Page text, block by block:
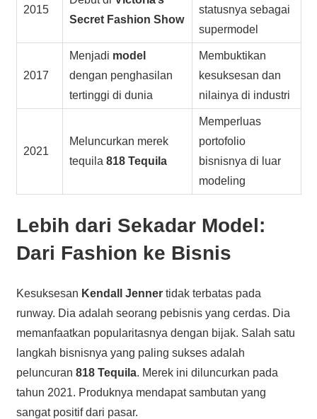
2015
Secret Fashion Show
statusnya sebagai
supermodel
2017
Menjadi model
dengan penghasilan
tertinggi di dunia
Membuktikan
kesuksesan dan
nilainya di industri
2021
Meluncurkan merek
tequila818 Tequila
Memperluas
portofolio
bisnisnya di luar
modeling
Lebih dari Sekadar Model:
Dari Fashion ke Bisnis
Kesuksesan Kendall Jennertidak terbatas pada
runway. Dia adalah seorang pebisnis yang cerdas. Dia
memanfaatkan popularitasnya dengan bijak. Salah satu
langkah bisnisnya yang paling sukses adalah
peluncuran 818 Tequila. Merek ini diluncurkan pada
tahun 2021. Produknya mendapat sambutan yang
sangat positif dari pasar.